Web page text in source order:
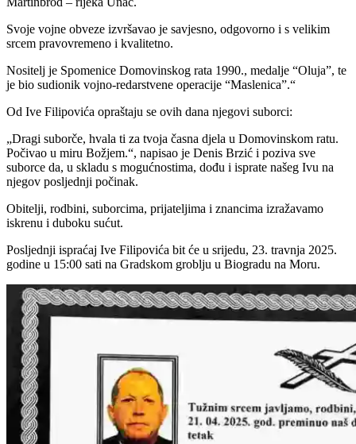
Svoje vojne obveze izvršavao je savjesno, odgovorno i s velikim
srcem pravovremeno i kvalitetno.
Nositelj je Spomenice Domovinskog rata 1990., medalje “Oluja”, te
je bio sudionik vojno-redarstvene operacije “Maslenica”.“
Od Ive Filipovića opraštaju se ovih dana njegovi suborci:
„Dragi suborče, hvala ti za tvoja časna djela u Domovinskom ratu.
Počivao u miru Božjem.“, napisao je Denis Brzić i poziva sve
suborce da, u skladu s mogućnostima, dođu i isprate našeg Ivu na
njegov posljednji počinak.
Obitelji, rodbini, suborcima, prijateljima i znancima izražavamo
iskrenu i duboku sućut.
Posljednji ispraćaj Ive Filipovića bit će u srijedu, 23. travnja 2025.
godine u 15:00 sati na Gradskom groblju u Biogradu na Moru.